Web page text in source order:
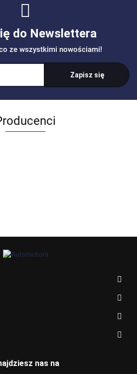
do Newslettera
ze wszystkimi nowościami!
BENTLEY
nas na